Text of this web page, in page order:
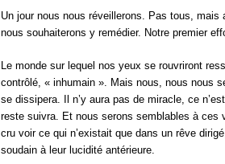
Un jour nous nous réveillerons. Pas tous, mais
nous souhaiterons y remédier. Notre premier
Le monde sur lequel nos yeux se rouvriront
contrôlé, « inhumain ». Mais nous, nous nous
se dissipera. Il n’y aura pas de miracle, ce
reste suivra. Et nous serons semblables à ces
cru voir ce qui n’existait que dans un rêve
soudain à leur lucidité antérieure.